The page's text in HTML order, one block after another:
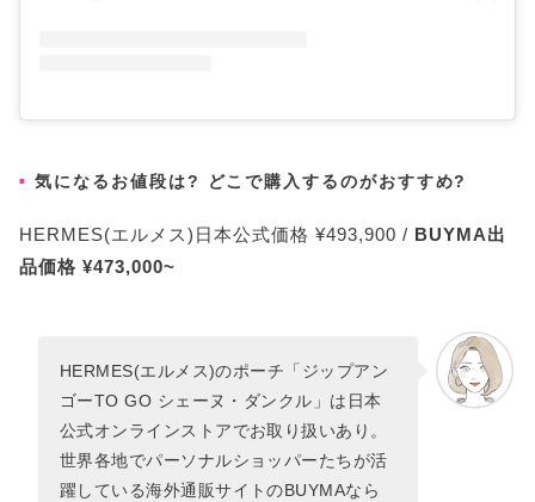
気になるお値段は? どこで購入するのがおすすめ?
HERMES(エルメス)日本公式価格 ¥493,900 / BUYMA出
品価格 ¥473,000~
HERMES(エルメス)のポーチ「ジップアン
ゴーTO GO シェーヌ・ダンクル」は日本
公式オンラインストアでお取り扱いあり。
世界各地でパーソナルショッパーたちが活
躍している海外通販サイトのBUYMAなら